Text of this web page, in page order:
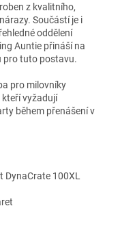
z kvalitního,
Součástí je i
oddělení
Auntie přináší na
pro tuto postavu.
pro milovníky
vyžadují
během přenášení v
DynaCrate 100XL